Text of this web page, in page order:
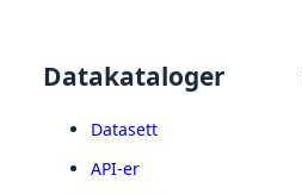
Datakataloger
Datasett
API-er